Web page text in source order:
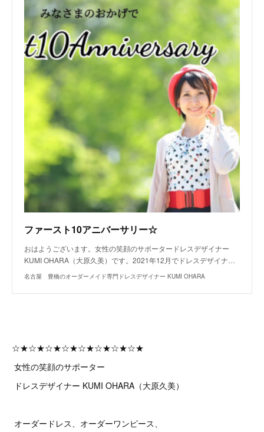
ファースト10アニバーサリー☆
おはようございます。女性の笑顔のサポータードレスデザイナー
KUMI OHARA（大原久美）です。2021年12月でドレスデザイナ…
名古屋 豊橋のオーダーメイド専門ドレスデザイナー KUMI OHARA
☆★☆★☆★☆★☆★☆★☆★☆★
女性の笑顔のサポーター
ドレスデザイナー KUMI OHARA（大原久美）
オーダードレス、オーダーワンピース、